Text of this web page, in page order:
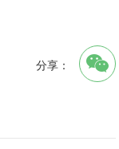
分享：